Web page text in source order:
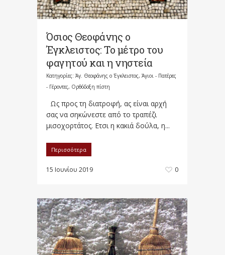
Όσιος Θεοφάνης ο
Έγκλειστος: Το μέτρο του
φαγητού και η νηστεία
Κατηγορίες: Άγ. Θεοφάνης ο Έγκλειστος, Άγιοι - Πατέρες
- Γέροντες, Ορθόδοξη πίστη
Ως προς τη διατροφή, ας είναι αρχή
σας να σηκώνεστε από το τραπέζι
μισοχορτάτος. Ετσι η κακιά δούλα, η...
Περισσότερα
15 Ιουνίου 2019 0